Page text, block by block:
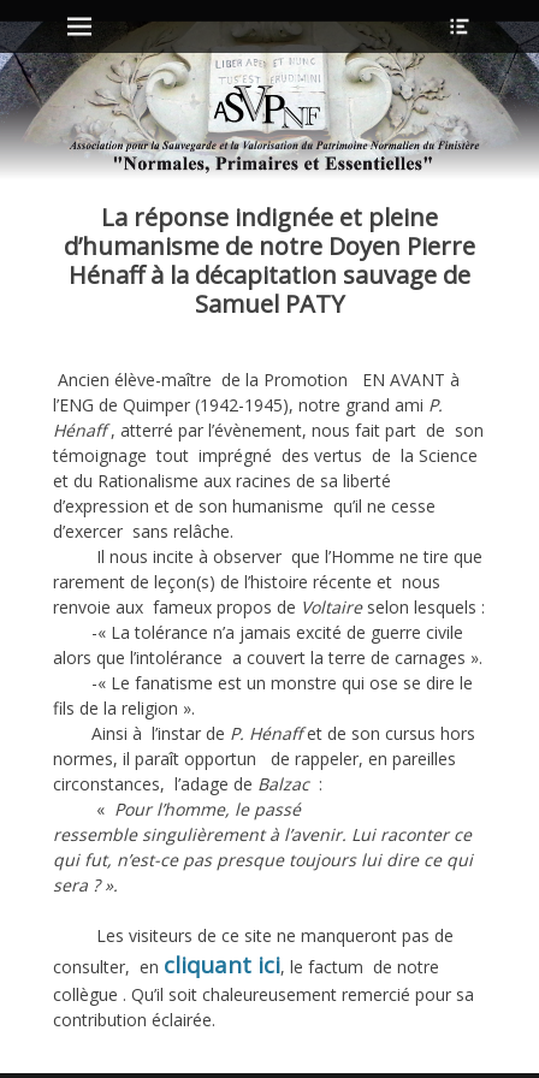
Menu principal
Aller
au
contenu
l’en-
tête
La réponse indignée et pleine
d’humanisme de notre Doyen Pierre
Hénaff à la décapitation sauvage de
Samuel PATY
Ancien élève-maître de la Promotion EN AVANT à
l’ENG de Quimper (1942-1945), notre grand ami P.
Hénaff, atterré par l’évènement, nous fait part de son
témoignage tout imprégné des vertus de la Science
et du Rationalisme aux racines de sa liberté
d’expression et de son humanisme qu’il ne cesse
d’exercer sans relâche.
Il nous incite à observer que l’Homme ne tire que
rarement de leçon(s) de l’histoire récente et nous
renvoie aux fameux propos de Voltaireselon lesquels :
-« La tolérance n’a jamais excité de guerre civile
alors que l’intolérance a couvert la terre de carnages ».
-« Le fanatisme est un monstre qui ose se dire le
fils de la religion ».
Ainsi à l’instar de P. Hénaffet de son cursus hors
normes, il paraît opportun de rappeler, en pareilles
circonstances, l’adage de Balzac:
« Pour l’homme, le passé
ressemble singulièrement à l’avenir. Lui raconter ce
qui fut, n’est-ce pas presque toujours lui dire ce qui
sera ? ».
Les visiteurs de ce site ne manqueront pas de
consulter, en cliquant ici, le factum de notre
collègue . Qu’il soit chaleureusement remercié pour sa
contribution éclairée.